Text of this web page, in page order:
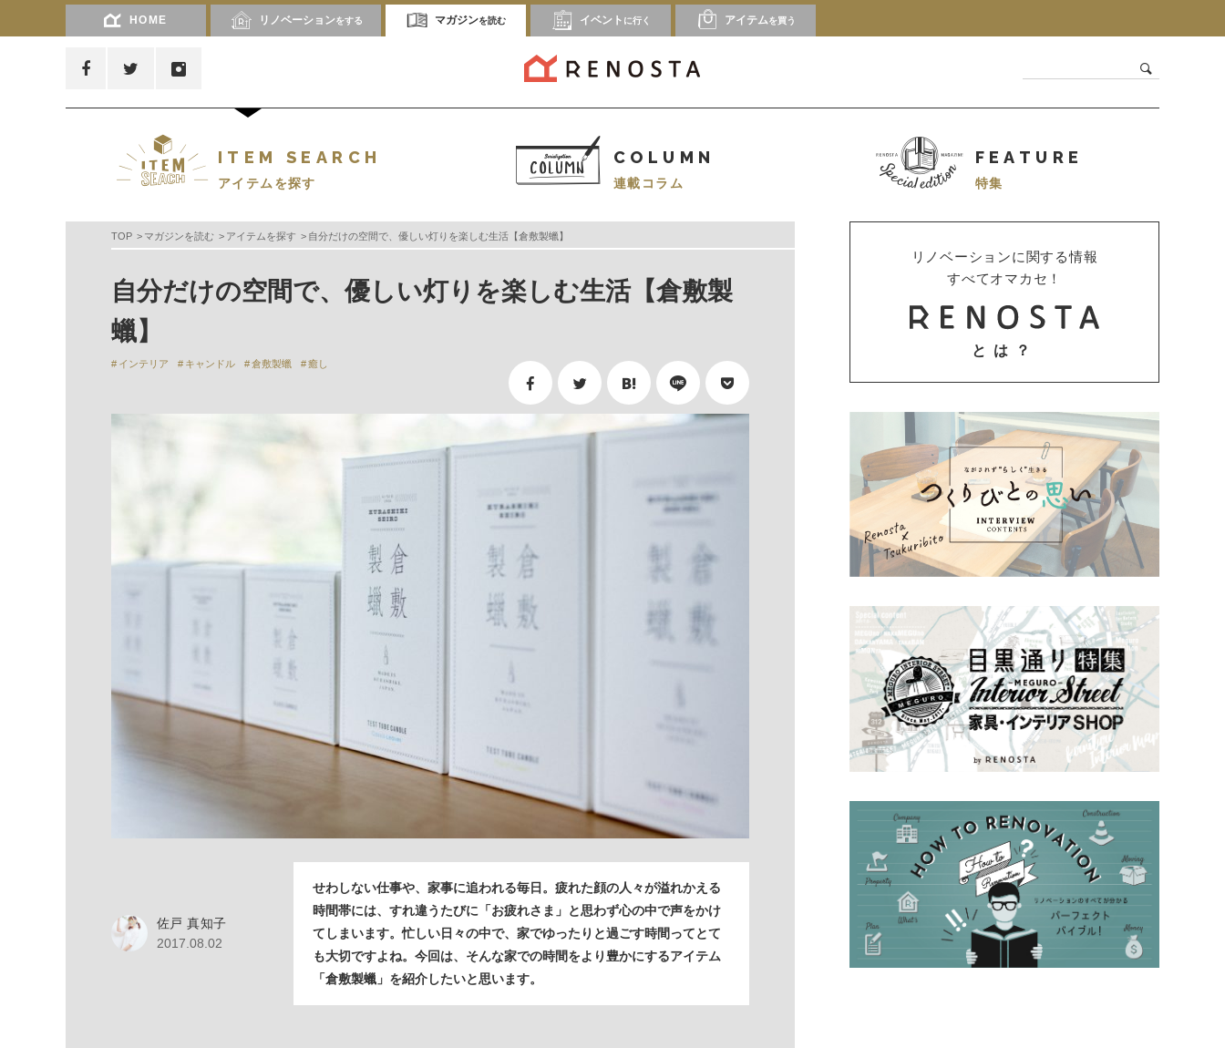
HOME リノベーションをする マガジンを読む イベント に行く アイテムを買う
ITEM SEARCH
アイテムを探す
COLUMN
連載コラム
FEATURE
特集
TOP マガジンを読む アイテムを探す 自分だけの空間で、優しい灯りを楽しむ生活【倉敷製蠟】
自分だけの空間で、優しい灯りを楽しむ生活【倉敷製
蠟】
インテリア キャンドル 倉敷製蠟 癒し
佐戸 真知子
2017.08.02
せわしない仕事や、家事に追われる毎日。疲れた顔の人々が溢れかえる
時間帯には、すれ違うたびに「お疲れさま」と思わず心の中で声をかけ
てしまいます。忙しい日々の中で、家でゆったりと過ごす時間ってとて
も大切ですよね。今回は、そんな家での時間をより豊かにするアイテム
「倉敷製蠟」を紹介したいと思います。
リノベーションに関する情報
すべてオマカセ！
とは？